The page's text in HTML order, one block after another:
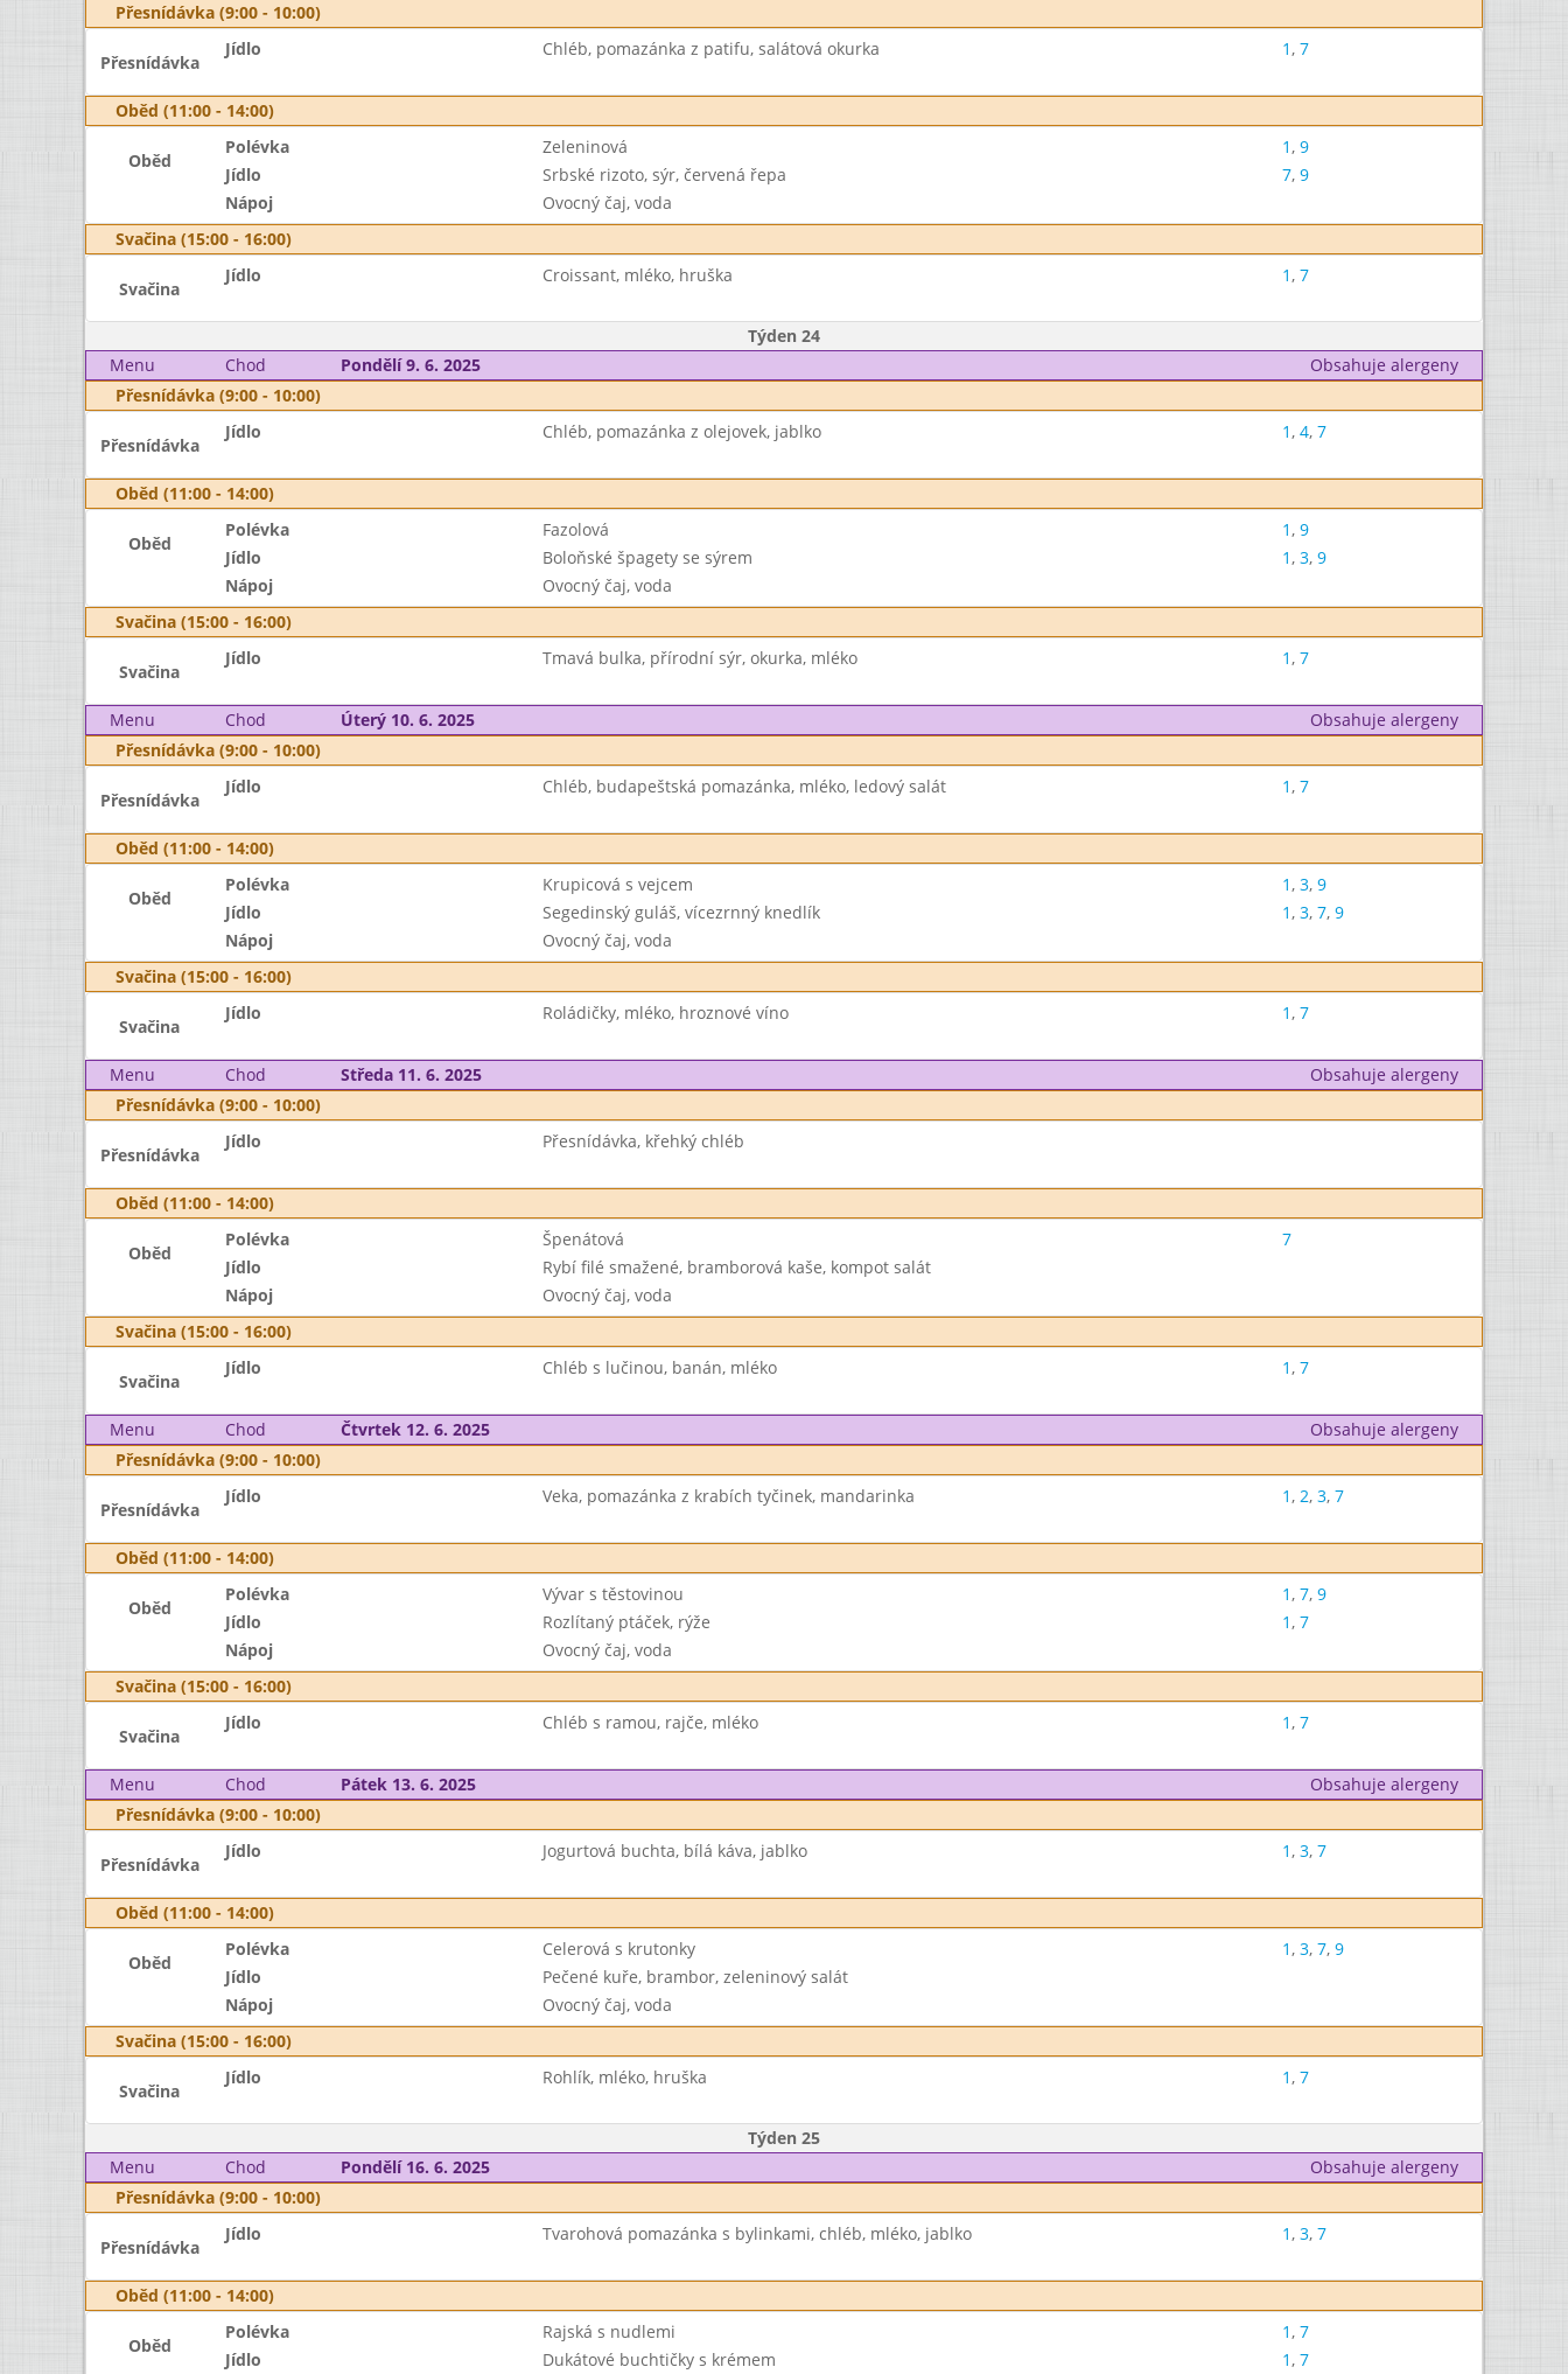
Přesnídávka (9:00 - 10:00)
Přesnídávka
Jídlo Chléb, pomazánka z patifu, salátová okurka 1, 7
Oběd (11:00 - 14:00)
Oběd
Polévka Zeleninová 1, 9
Jídlo
Srbské rizoto, sýr, červená řepa 7, 9
Nápoj
Ovocný čaj, voda
Svačina (15:00 - 16:00)
Svačina
Jídlo Croissant, mléko, hruška 1, 7
Týden 24
Menu
Chod Pondělí 9. 6. 2025
Obsahuje alergeny
Přesnídávka (9:00 - 10:00)
Přesnídávka
Jídlo Chléb, pomazánka z olejovek, jablko 1, 4, 7
Oběd (11:00 - 14:00)
Oběd
Polévka Fazolová 1, 9
Jídlo
Boloňské špagety se sýrem 1, 3, 9
Nápoj
Ovocný čaj, voda
Svačina (15:00 - 16:00)
Svačina
Jídlo Tmavá bulka, přírodní sýr, okurka, mléko 1, 7
Menu Chod Úterý 10. 6. 2025
Obsahuje alergeny
Přesnídávka (9:00 - 10:00)
Přesnídávka
Jídlo Chléb, budapeštská pomazánka, mléko, ledový salát 1, 7
Oběd (11:00 - 14:00)
Oběd
Polévka Krupicová s vejcem 1, 3, 9
Jídlo
Segedinský guláš, vícezrnný knedlík 1, 3, 7, 9
Nápoj
Ovocný čaj, voda
Svačina (15:00 - 16:00)
Svačina
Jídlo Roládičky, mléko, hroznové víno 1, 7
Menu Chod Středa 11. 6. 2025
Obsahuje alergeny
Přesnídávka (9:00 - 10:00)
Přesnídávka
Jídlo Přesnídávka, křehký chléb
Oběd (11:00 - 14:00)
Oběd
Polévka Špenátová
7
Jídlo
Rybí filé smažené, bramborová kaše, kompot salát
Nápoj
Ovocný čaj, voda
Svačina (15:00 - 16:00)
Svačina
Jídlo Chléb s lučinou, banán, mléko 1, 7
Menu Chod Čtvrtek 12. 6. 2025
Obsahuje alergeny
Přesnídávka (9:00 - 10:00)
Přesnídávka
Jídlo Veka, pomazánka z krabích tyčinek, mandarinka 1, 2, 3, 7
Oběd (11:00 - 14:00)
Oběd
Polévka Vývar s těstovinou 1, 7, 9
Jídlo
Rozlítaný ptáček, rýže 1, 7
Nápoj
Ovocný čaj, voda
Svačina (15:00 - 16:00)
Svačina
Jídlo Chléb s ramou, rajče, mléko 1, 7
Menu Chod Pátek 13. 6. 2025
Obsahuje alergeny
Přesnídávka (9:00 - 10:00)
Přesnídávka
Jídlo Jogurtová buchta, bílá káva, jablko 1, 3, 7
Oběd (11:00 - 14:00)
Oběd
Polévka Celerová s krutonky 1, 3, 7, 9
Jídlo
Pečené kuře, brambor, zeleninový salát
Nápoj
Ovocný čaj, voda
Svačina (15:00 - 16:00)
Svačina
Jídlo Rohlík, mléko, hruška 1, 7
Týden 25
Menu
Chod Pondělí 16. 6. 2025
Obsahuje alergeny
Přesnídávka (9:00 - 10:00)
Přesnídávka
Jídlo Tvarohová pomazánka s bylinkami, chléb, mléko, jablko 1, 3, 7
Oběd (11:00 - 14:00)
Oběd
Polévka Rajská s nudlemi 1, 7
Jídlo
Dukátové buchtičky s krémem 1, 7